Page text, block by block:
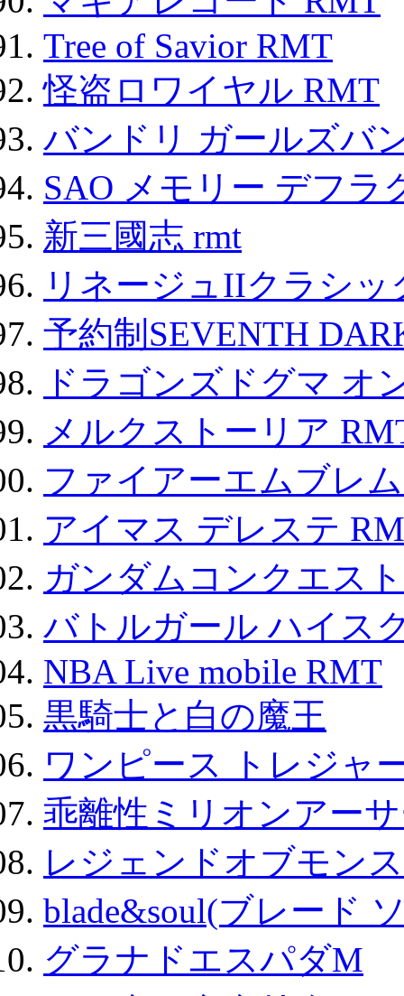
Tree of Savior RMT
怪盗ロワイヤル RMT
バンドリ ガールズバ
SAO メモリー デフラ
新三國志 rmt
リネージュIIクラシ
予約制SEVENTH
ドラゴンズドグマ オ
メルクストーリア
ファイアーエムブレ
アイマス デレステ
ガンダムコンクエスト
バトルガール ハイス
NBA Live mobile RMT
黒騎士と白の魔王
ワンピース トレジャ
乖離性ミリオンアー
レジェンドオブモン
blade&soul(ブレード
グラナドエスパダM